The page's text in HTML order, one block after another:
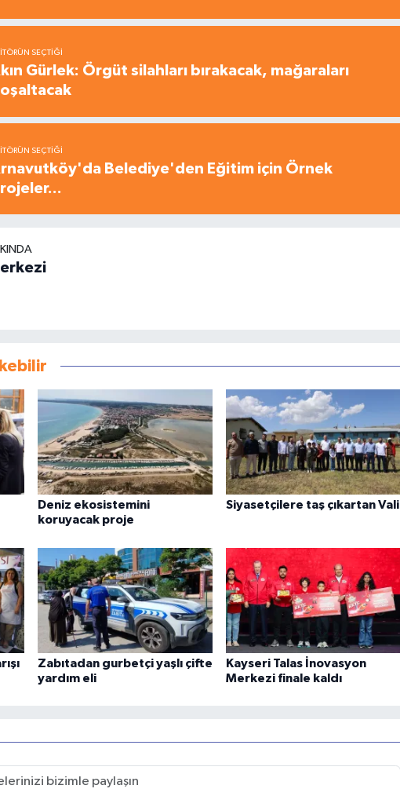
SEÇTIĞI
Gürlek: Örgüt silahları bırakacak, mağaraları
SEÇTIĞI
Belediye'den Eğitim için Örnek
Deniz ekosistemini
koruyacak proje
Siyasetçilere taş çıkartan Vali
Zabıtadan gurbetçi yaşlı çifte
yardım eli
Kayseri Talas İnovasyon
Merkezi finale kaldı